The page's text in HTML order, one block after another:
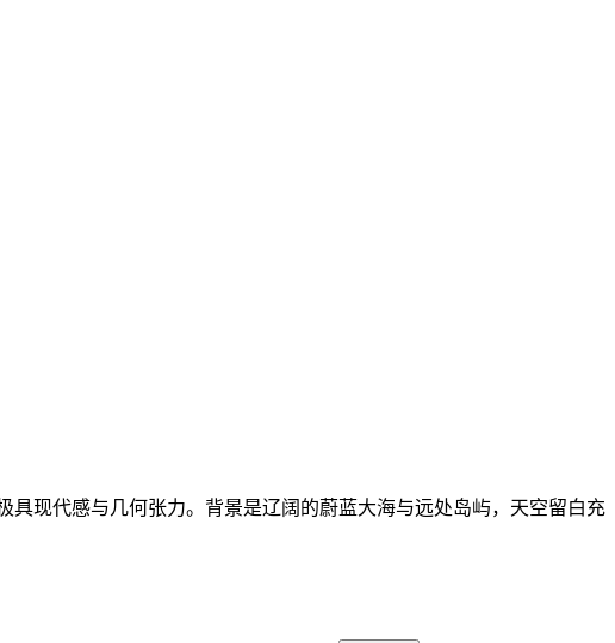
现代感与几何张力。背景是辽阔的蔚蓝大海与远处岛屿，天空留白充